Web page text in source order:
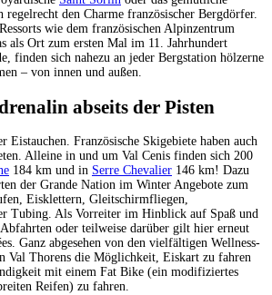
regelrecht den Charme französischer Bergdörfer.
wie dem französischen Alpinzentrum
als Ort zum ersten Mal im 11. Jahrhundert
finden sich nahezu an jeder Bergstation hölzerne
– von innen und außen.
abseits der Pisten
Eistauchen. Französische Skigebiete haben auch
Alleine in und um Val Cenis finden sich 200
184 km und in Serre Chevalier 146 km! Dazu
der Grande Nation im Winter Angebote zum
Eisklettern, Gleitschirmfliegen,
Tubing. Als Vorreiter im Hinblick auf Spaß und
oder teilweise darüber gilt hier erneut
Ganz abgesehen von den vielfältigen Wellness-
Val Thorens die Möglichkeit, Eiskart zu fahren
mit einem Fat Bike (ein modifiziertes
Reifen) zu fahren.